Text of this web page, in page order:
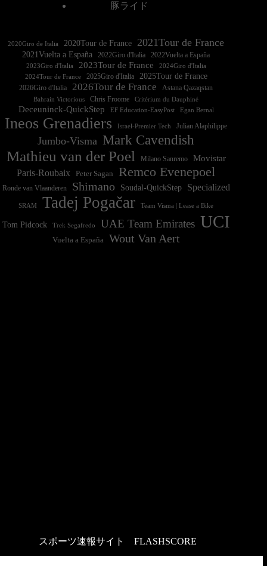
豚ライド
2020Giro de Italia 2020Tour de France 2021Tour de France
2021Vuelta a España 2022Vuelta a España
2023Giro d'Italia 2023Tour de France
2024Giro d'Italia‏
2024Tour de France
2025Giro d'Italia 2025Tour de France
2026Giro d'Italia 2026Tour de France Astana Qazaqstan
Bahrain Victorious Chris Froome Critérium du Dauphiné
Deceuninck-QuickStep EF Education-EasyPost Egan Bernal
Ineos Grenadiers Israel-Premier Tech Julian Alaphilippe
Jumbo-Visma Mark Cavendish
Mathieu van der Poel Milano Sanremo
Movistar
Paris-Roubaix
Peter Sagan Remco Evenepoel
Ronde van Vlaanderen Shimano Soudal-QuickStep Specialized
SRAM Tadej Pogačar Team Visma | Lease a Bike
Tom Pidcock Trek Segafredo UAE Team Emirates UCI
Vuelta a España Wout Van Aert
スポーツ速報サイト FLASHSCORE